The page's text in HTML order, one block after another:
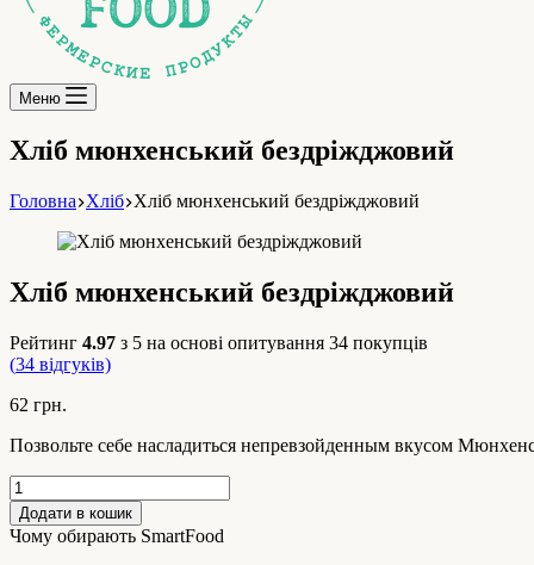
Меню
Хліб мюнхенський бездріжджовий
Головна Хліб Хліб мюнхенський бездріжджовий
Хліб мюнхенський бездріжджовий
Рейтинг 4.97 з 5 на основі опитування 34 покупців
(34 відгуків)
62 грн.
Позвольте себе насладиться непревзойденным вкусом
Хліб
мюнхенський
бездріжджовий
кількість
Додати в кошик
Чому обирають SmartFood